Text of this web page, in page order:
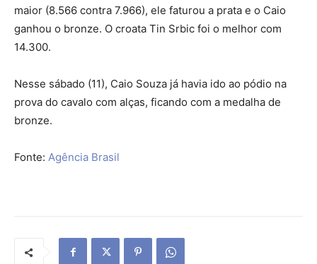
maior (8.566 contra 7.966), ele faturou a prata e o Caio
ganhou o bronze. O croata Tin Srbic foi o melhor com
14.300.
Nesse sábado (11), Caio Souza já havia ido ao pódio na
prova do cavalo com alças, ficando com a medalha de
bronze.
Fonte: Agência Brasil